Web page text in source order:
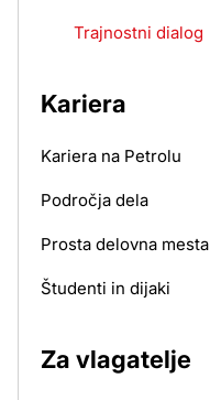
Trajnostni dialog
Kariera
Kariera na Petrolu
Področja dela
Prosta delovna mesta
Študenti in dijaki
Za vlagatelje